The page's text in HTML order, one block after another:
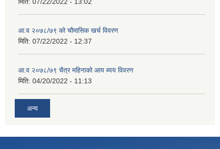
आ.व २०७८/७९ को चौमासिक खर्च विवरण
मिति: 07/22/2022 - 12:37
आ.व २०७८/७९ चैत्र महिनाको आय ब्यय विवरण
मिति: 04/20/2022 - 11:13
अन्य